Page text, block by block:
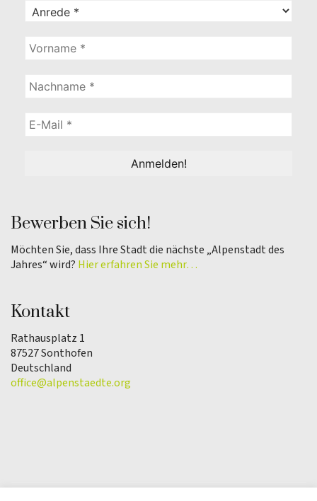
Bewerben Sie sich!
Möchten Sie, dass Ihre Stadt die nächste „Alpenstadt des
Jahres“ wird? Hier erfahren Sie mehr…
Kontakt
Rathausplatz 1
87527 Sonthofen
Deutschland
office@alpenstaedte.org